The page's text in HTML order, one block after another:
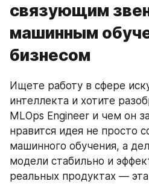
связующим
машинным
бизнесом
Ищете работу в сфере
интеллекта и хотите
MLOps Engineer и чем он
нравится идея не просто
машинного обучения, а
модели стабильно и
реальных продуктах —